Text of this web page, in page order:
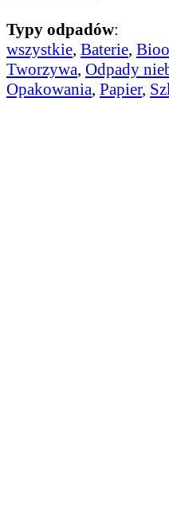
Typy odpadów:
wszystkie, Baterie,
Tworzywa, Odpady
Opakowania, Papier,